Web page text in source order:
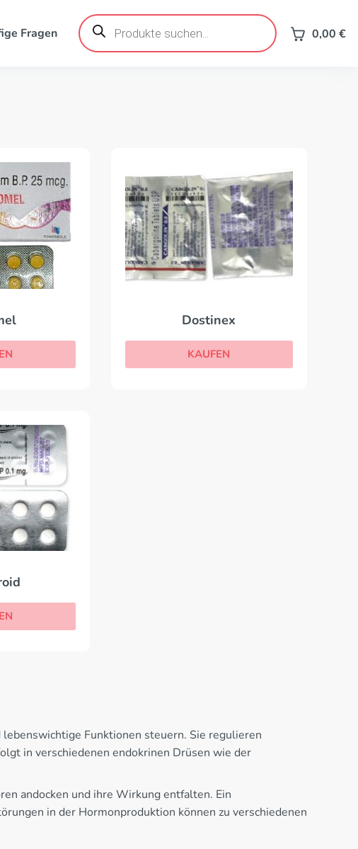
Fragen
Products
search 0,00 €
Dostinex
KAUFEN
Funktionen steuern. Sie regulieren
in verschiedenen endokrinen Drüsen wie der
andocken und ihre Wirkung entfalten. Ein
in der Hormonproduktion können zu verschiedenen